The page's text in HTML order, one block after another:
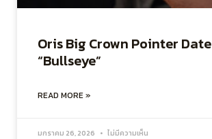
Oris Big Crown Pointer Date
“Bullseye”
READ MORE »
มกราคม 26, 2026 ไม่มีความเห็น